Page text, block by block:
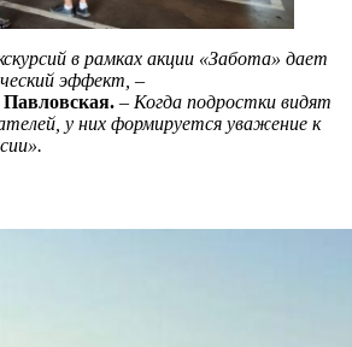
в рамках акции «Забота» дает
эффект, –
Павловская. – Когда подростки видят
у них формируется уважение к
».